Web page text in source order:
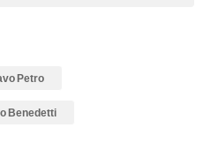
Petro
Benedetti